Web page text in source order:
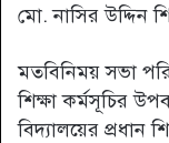
মো. নাসির উদ্দিন
মতবিনিময় সভা
শিক্ষা কর্মসূচির
বিদ্যালয়ের প্রধান